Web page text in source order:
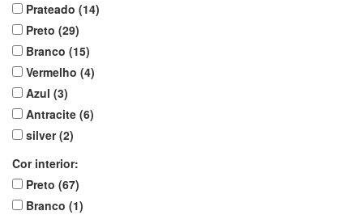
Prateado (14)
Preto (29)
Branco (15)
Vermelho (4)
Azul (3)
Antracite (6)
silver (2)
Cor interior:
Preto (67)
Branco (1)